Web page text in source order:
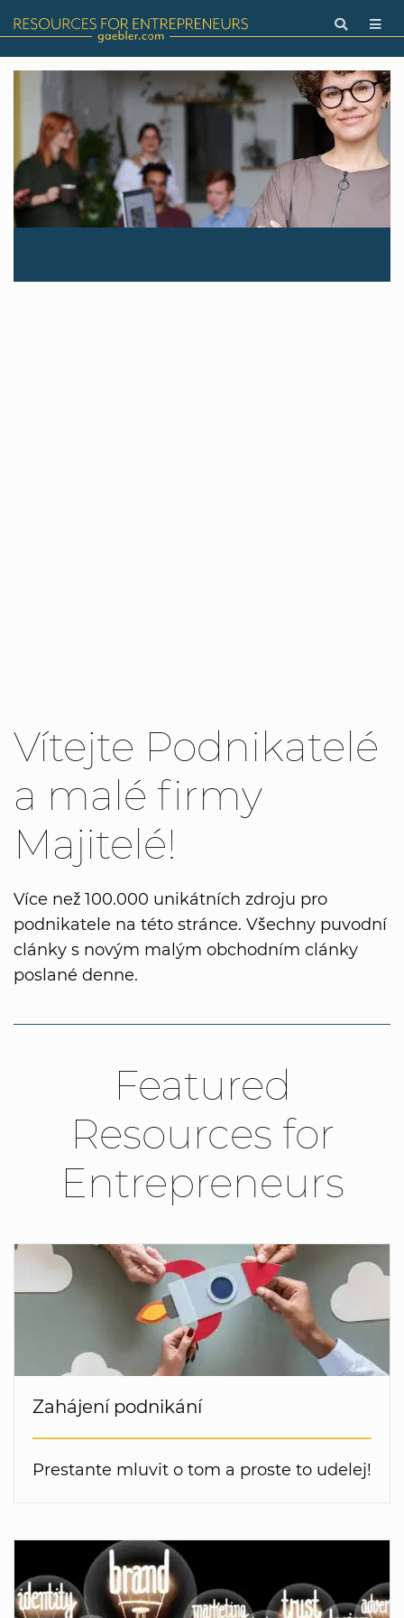
Vítejte Podnikatelé
a malé firmy
Majitelé!
Více než 100.000 unikátních zdroju pro
podnikatele na této stránce. Všechny puvodní
clánky s novým malým obchodním clánky
poslané denne.
Featured
Resources for
Entrepreneurs
Zahájení podnikání
Prestante mluvit o tom a proste to udelej!